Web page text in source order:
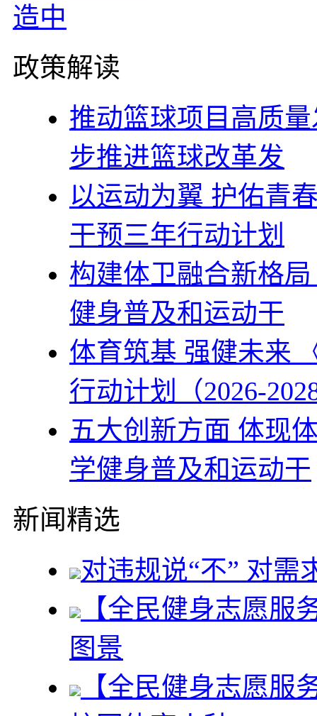
政策解读
推动篮球项目高质
步推进篮球改革发
以运动为翼 护佑青
干预三年行动计划
构建体卫融合新格
健身普及和运动干
体育筑基 强健未来
行动计划（2026-
五大创新方面 体现
学健身普及和运动干
新闻精选
对违规说“不” 对需
【全民健身志愿服
图景
【全民健身志愿服